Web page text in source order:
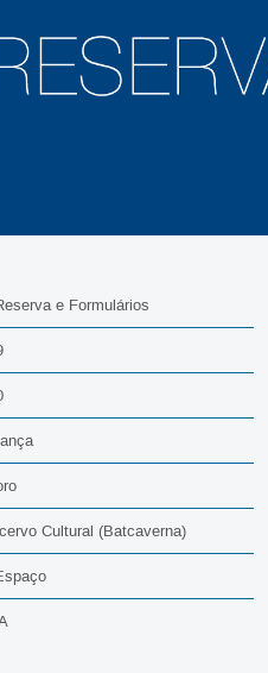
e Formulários
Cultural (Batcaverna)